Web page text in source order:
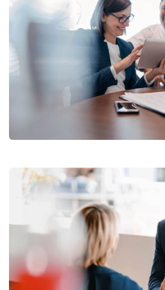
Business Development
Expert Consulting for
Success